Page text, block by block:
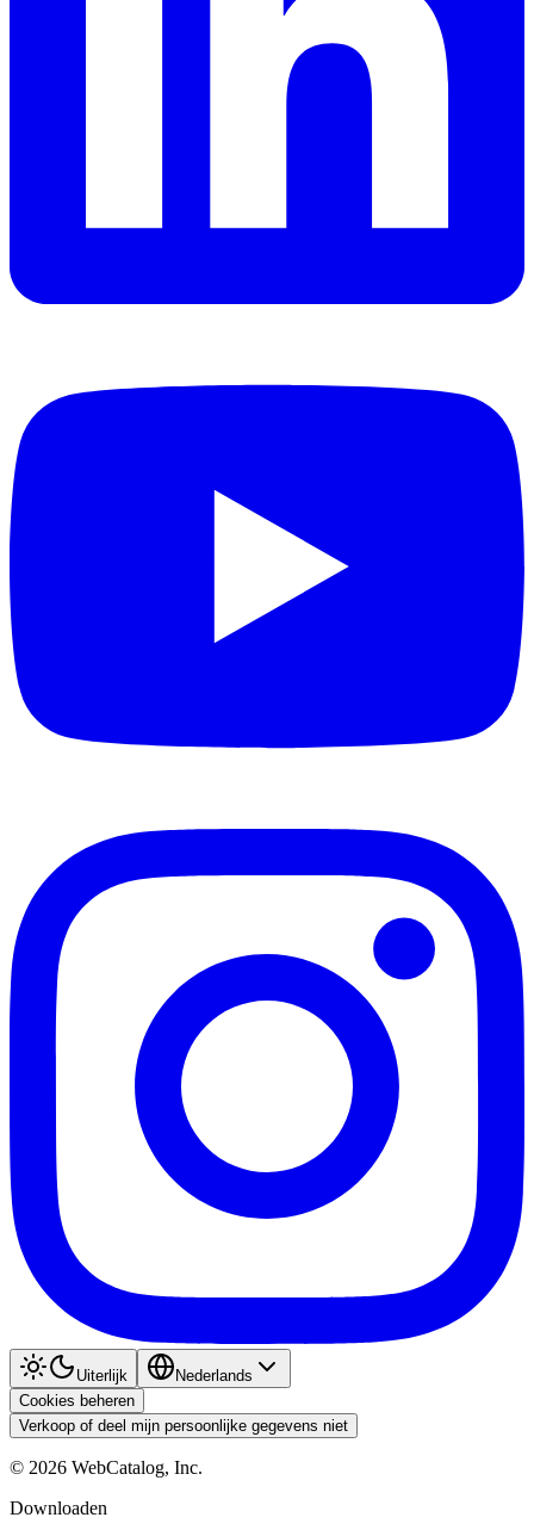
Uiterlijk
Nederlands
Cookies beheren
Verkoop of deel mijn persoonlijke gegevens niet
© 2026 WebCatalog, Inc.
Downloaden